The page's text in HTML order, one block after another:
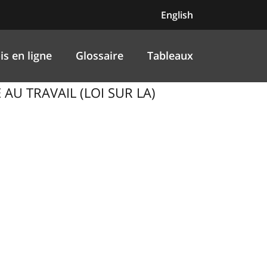
English
en ligne Glossaire Tableaux
TRAVAIL (LOI SUR LA)